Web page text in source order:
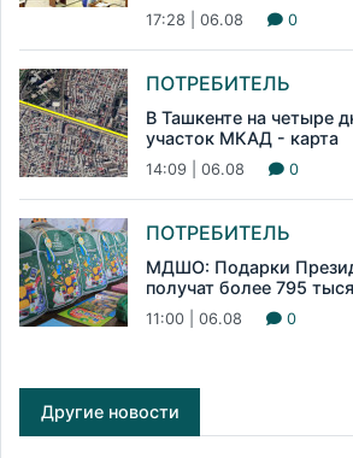
17:28 | 06.08 0
ПОТРЕБИТЕЛЬ
В Ташкенте на четыре
участок МКАД - карта
14:09 | 06.08 0
ПОТРЕБИТЕЛЬ
МДШО: Подарки
получат более 795
11:00 | 06.08 0
Другие новости